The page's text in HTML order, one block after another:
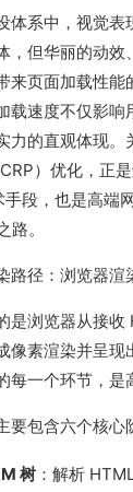
体系中，视觉
，但华丽的动效
来页面加载性能
载速度不仅影
力的直观体现
）优化，正
段，也是高端
路。
路径：浏览器渲
是浏览器从接
像素渲染并呈
每一个环节，是
要包含六个核心
树 ：解析